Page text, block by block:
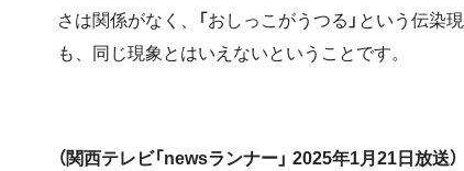
さは関係がなく、「おしっこがうつる」という伝
も、同じ現象とはいえないということです。
（関西テレビ「newsランナー」 2025年1月21日放送）